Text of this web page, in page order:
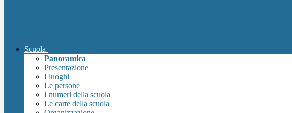
Scuola
Panoramica
Presentazione
I luoghi
Le persone
I numeri della scuola
Le carte della scuola